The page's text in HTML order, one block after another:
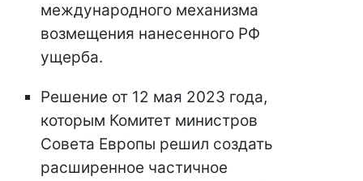
международного механизма
возмещения нанесенного РФ
ущерба.
Решение от 12 мая 2023 года,
которым Комитет министров
Совета Европы решил создать
расширенное частичное